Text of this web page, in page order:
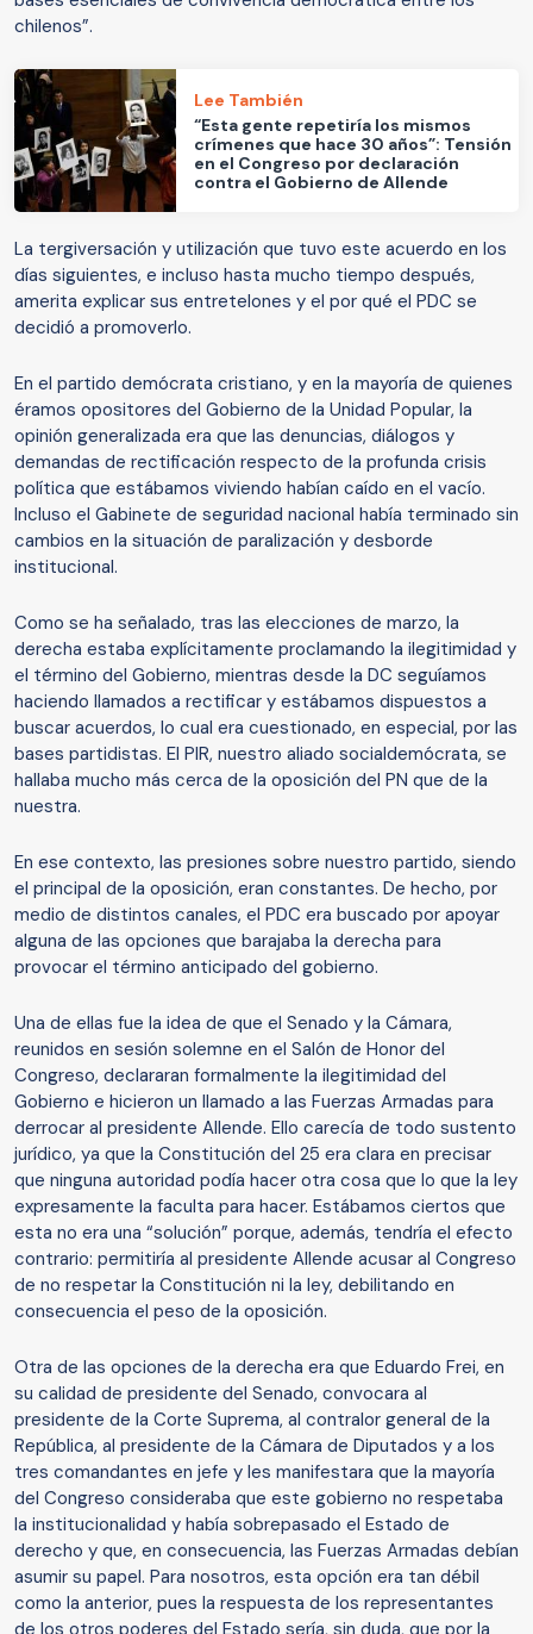
chilenos”.
Lee También
“Esta gente repetiría los mismos
crímenes que hace 30 años”: Tensión
en el Congreso por declaración
contra el Gobierno de Allende
La tergiversación y utilización que tuvo este acuerdo en los
días siguientes, e incluso hasta mucho tiempo después,
amerita explicar sus entretelones y el por qué el PDC se
decidió a promoverlo.
En el partido demócrata cristiano, y en la mayoría de quienes
éramos opositores del Gobierno de la Unidad Popular, la
opinión generalizada era que las denuncias, diálogos y
demandas de rectificación respecto de la profunda crisis
política que estábamos viviendo habían caído en el vacío.
Incluso el Gabinete de seguridad nacional había terminado sin
cambios en la situación de paralización y desborde
institucional.
Como se ha señalado, tras las elecciones de marzo, la
derecha estaba explícitamente proclamando la ilegitimidad y
el término del Gobierno, mientras desde la DC seguíamos
haciendo llamados a rectificar y estábamos dispuestos a
buscar acuerdos, lo cual era cuestionado, en especial, por las
bases partidistas. El PIR, nuestro aliado socialdemócrata, se
hallaba mucho más cerca de la oposición del PN que de la
nuestra.
En ese contexto, las presiones sobre nuestro partido, siendo
el principal de la oposición, eran constantes. De hecho, por
medio de distintos canales, el PDC era buscado por apoyar
alguna de las opciones que barajaba la derecha para
provocar el término anticipado del gobierno.
Una de ellas fue la idea de que el Senado y la Cámara,
reunidos en sesión solemne en el Salón de Honor del
Congreso, declararan formalmente la ilegitimidad del
Gobierno e hicieron un llamado a las Fuerzas Armadas para
derrocar al presidente Allende. Ello carecía de todo sustento
jurídico, ya que la Constitución del 25 era clara en precisar
que ninguna autoridad podía hacer otra cosa que lo que la ley
expresamente la faculta para hacer. Estábamos ciertos que
esta no era una “solución” porque, además, tendría el efecto
contrario: permitiría al presidente Allende acusar al Congreso
de no respetar la Constitución ni la ley, debilitando en
consecuencia el peso de la oposición.
Otra de las opciones de la derecha era que Eduardo Frei, en
su calidad de presidente del Senado, convocara al
presidente de la Corte Suprema, al contralor general de la
República, al presidente de la Cámara de Diputados y a los
tres comandantes en jefe y les manifestara que la mayoría
del Congreso consideraba que este gobierno no respetaba
la institucionalidad y había sobrepasado el Estado de
derecho y que, en consecuencia, las Fuerzas Armadas debían
asumir su papel. Para nosotros, esta opción era tan débil
como la anterior, pues la respuesta de los representantes